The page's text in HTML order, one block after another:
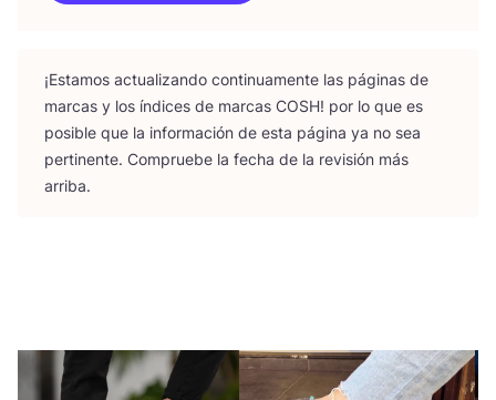
¡Esta­mos actua­li­zan­do con­ti­nua­men­te las pági­nas de
mar­cas y los índi­ces de mar­cas COSH! por lo que es
posi­ble que la infor­ma­ción de esta pági­na ya no sea
per­ti­nen­te. Com­prue­be la fecha de la revi­sión más
arriba.